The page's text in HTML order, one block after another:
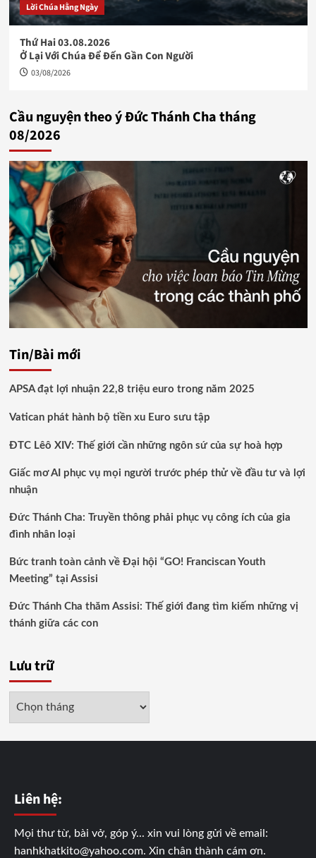
Lời Chúa Hằng Ngày
Thứ Hai 03.08.2026
Ở Lại Với Chúa Để Đến Gần Con Người
03/08/2026
Cầu nguyện theo ý Đức Thánh Cha tháng
08/2026
Tin/Bài mới
APSA đạt lợi nhuận 22,8 triệu euro trong năm 2025
Vatican phát hành bộ tiền xu Euro sưu tập
ĐTC Lêô XIV: Thế giới cần những ngôn sứ của sự hoà hợp
Giấc mơ AI phục vụ mọi người trước phép thử về đầu tư và lợi
nhuận
Đức Thánh Cha: Truyền thông phải phục vụ công ích của gia
đình nhân loại
Bức tranh toàn cảnh về Đại hội “GO! Franciscan Youth
Meeting” tại Assisi
Đức Thánh Cha thăm Assisi: Thế giới đang tìm kiếm những vị
thánh giữa các con
Lưu trữ
Liên hệ:
Mọi thư từ, bài vở, góp ý... xin vui lòng gửi về email:
hanhkhatkito@yahoo.com. Xin chân thành cám ơn.